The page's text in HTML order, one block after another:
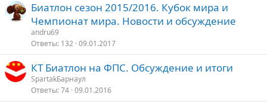
Биатлон сезон 2015/2016. Кубок мира и
Чемпионат мира. Новости и обсуждение
andru69
Ответы 132 09.01.2017
КТ Биатлон на ФПС. Обсуждение и итоги
SpartakБарнаул
Ответы 74 09.01.2016